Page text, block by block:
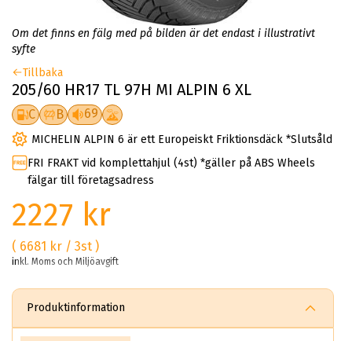
Om det finns en fälg med på bilden är det endast i illustrativt
syfte
Tillbaka
205/60 HR17 TL 97H MI ALPIN 6 XL
C B 69
MICHELIN ALPIN 6 är ett Europeiskt Friktionsdäck *Slutsåld
FRI FRAKT vid komplettahjul (4st) *gäller på ABS Wheels
fälgar till företagsadress
2227 kr
( 6681 kr / 3st )
inkl. Moms och Miljöavgift
Produktinformation